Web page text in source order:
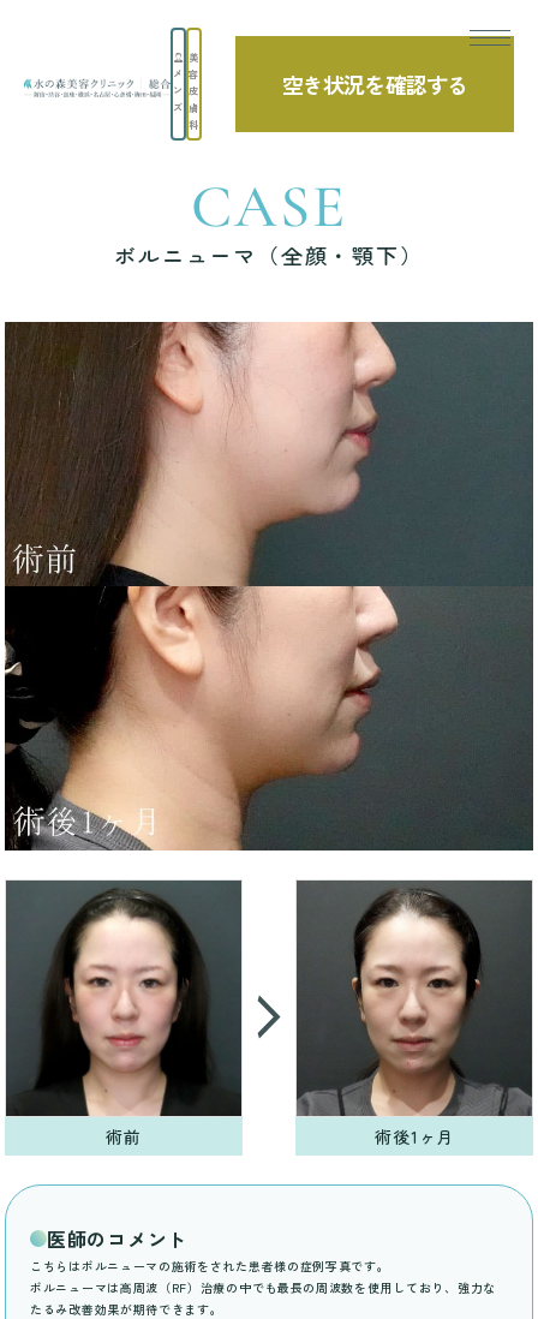
メ
ン
ズ
美
容
皮
膚
科
空き状況を確認する
TOP 症例写真 ボルニューマ（全顔・顎下）
CASE
ボルニューマ（全顔・顎下）
術前 術後1ヶ月
医師のコメント
こちらはボルニューマの施術をされた患者様の症例写真です。
ボルニューマは高周波（RF）治療の中でも最長の周波数を使用しており、強力な
たるみ改善効果が期待できます。